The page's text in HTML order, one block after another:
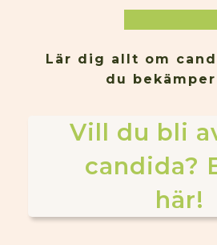
Lär dig allt om
du
Vill du bli
candida?
här!